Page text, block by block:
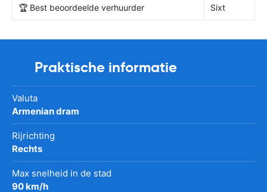
🏆 Best beoordeelde verhuurder Sixt
Praktische informatie
Valuta
Armenian dram
Rijrichting
Rechts
Max snelheid in de stad
90 km/h